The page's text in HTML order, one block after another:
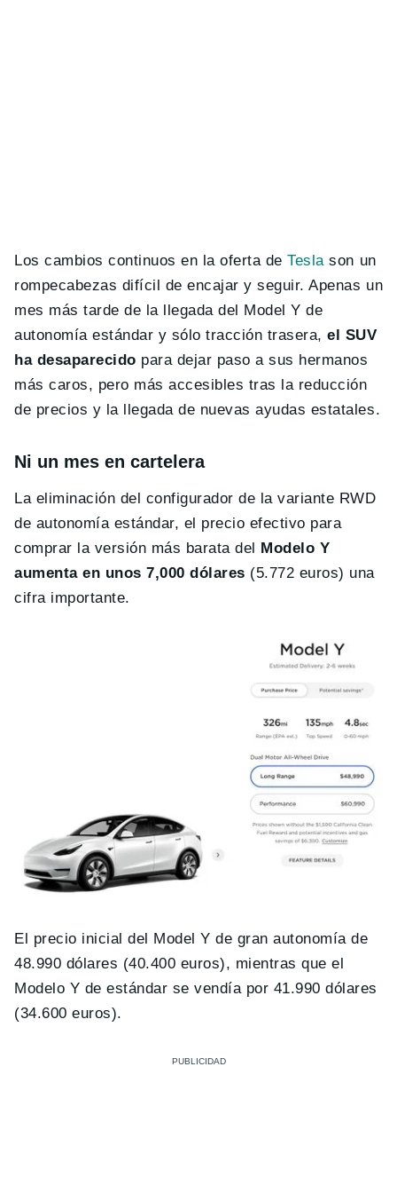
Los cambios continuos en la oferta deTeslason un
rompecabezas difícil de encajar y seguir. Apenas un
mes más tarde de la llegada del Model Y de
autonomía estándar y sólo tracción trasera, el SUV
ha desaparecido para dejar paso a sus hermanos
más caros, pero más accesibles tras la reducción
de precios y la llegada de nuevas ayudas estatales.
Ni un mes en cartelera
La eliminación del configurador de la variante RWD
de autonomía estándar, el precio efectivo para
comprar la versión más barata del Modelo Y
aumenta en unos 7,000 dólares (5.772 euros) una
cifra importante.
El precio inicial del Model Y de gran autonomía de
48.990 dólares (40.400 euros), mientras que el
Modelo Y de estándar se vendía por 41.990 dólares
(34.600 euros).